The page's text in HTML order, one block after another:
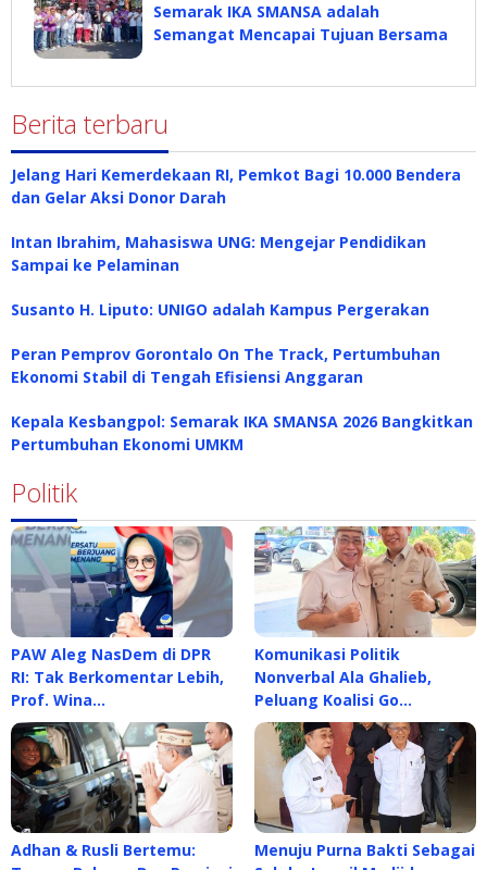
Semarak IKA SMANSA adalah
Semangat Mencapai Tujuan Bersama
Berita terbaru
Jelang Hari Kemerdekaan RI, Pemkot Bagi 10.000 Bendera
dan Gelar Aksi Donor Darah
Intan Ibrahim, Mahasiswa UNG: Mengejar Pendidikan
Sampai ke Pelaminan
Susanto H. Liputo: UNIGO adalah Kampus Pergerakan
Peran Pemprov Gorontalo On The Track, Pertumbuhan
Ekonomi Stabil di Tengah Efisiensi Anggaran
Kepala Kesbangpol: Semarak IKA SMANSA 2026 Bangkitkan
Pertumbuhan Ekonomi UMKM
Politik
PAW Aleg NasDem di DPR
RI: Tak Berkomentar Lebih,
Prof. Wina…
Komunikasi Politik
Nonverbal Ala Ghalieb,
Peluang Koalisi Go…
Adhan & Rusli Bertemu:
Menuju Purna Bakti Sebagai